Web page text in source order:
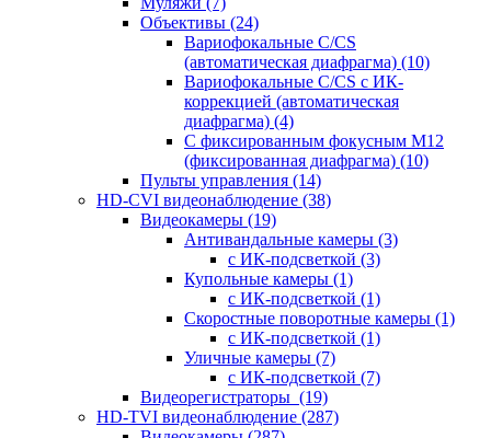
Объективы (24)
Вариофокальные C/CS
(автоматическая диафрагма) (10)
Вариофокальные C/CS с ИК-
коррекцией (автоматическая
диафрагма) (4)
С фиксированным фокусным М12
(фиксированная диафрагма) (10)
Пульты управления (14)
HD-CVI видеонаблюдение (38)
Видеокамеры (19)
Антивандальные камеры (3)
с ИК-подсветкой (3)
Купольные камеры (1)
с ИК-подсветкой (1)
Скоростные поворотные камеры (1)
с ИК-подсветкой (1)
Уличные камеры (7)
с ИК-подсветкой (7)
Видеорегистраторы (19)
HD-TVI видеонаблюдение (287)